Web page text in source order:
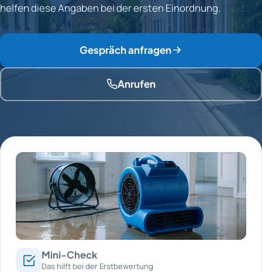
helfen diese Angaben bei der ersten Einordnung.
Gespräch anfragen
Anrufen
Mini-Check
Das hilft bei der Erstbewertung